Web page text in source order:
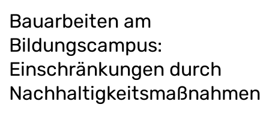
Bauarbeiten am
Bildungscampus:
Einschränkungen durch
Nachhaltigkeitsmaßnahmen